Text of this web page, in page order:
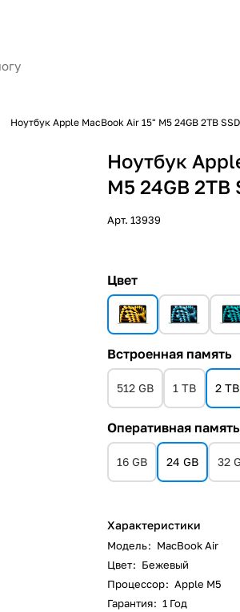
Ноутбук Apple MacBook Air 15" M5 24GB 2TB
Ноутбук
M5 24GB
Арт.13939
Цвет
Встроенная память
512 GB 1 TB 2 TB
Оперативная память
16 GB 24 GB 32
Характеристики
Модель: MacBook Air
Цвет: Бежевый
Процессор: Apple M5
Гарантия: 1 Год